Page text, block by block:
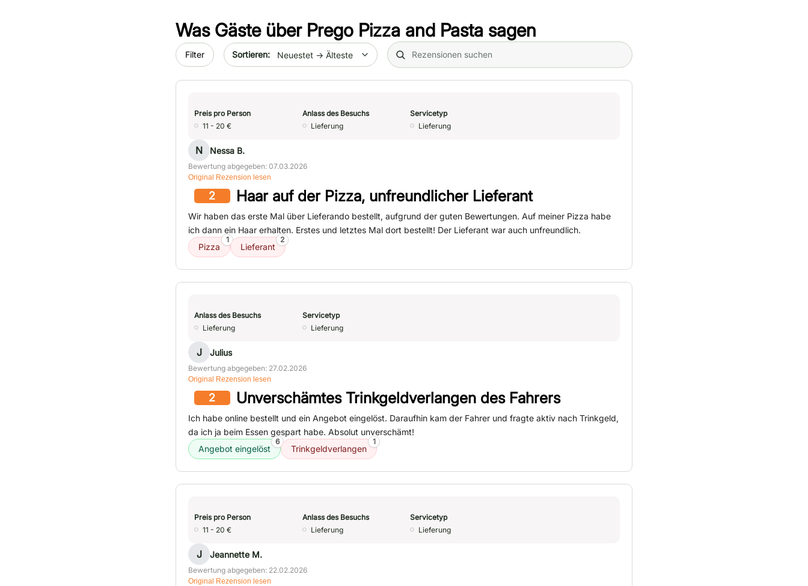
Was Gäste über Prego Pizza and Pasta sagen
Filter Sort by date Search (title/text)
Preis pro Person
11 - 20 €
Anlass des Besuchs
Lieferung
Servicetyp
Lieferung
N Nessa B.
Bewertung abgegeben: 07.03.2026
Original Rezension lesen
2 Haar auf der Pizza, unfreundlicher Lieferant
Wir haben das erste Mal über Lieferando bestellt, aufgrund der guten Bewertungen. Auf meiner Pizza habe
ich dann ein Haar erhalten. Erstes und letztes Mal dort bestellt! Der Lieferant war auch unfreundlich.
Pizza
1
Lieferant
2
Anlass des Besuchs
Lieferung
Servicetyp
Lieferung
J Julius
Bewertung abgegeben: 27.02.2026
Original Rezension lesen
2 Unverschämtes Trinkgeldverlangen des Fahrers
Ich habe online bestellt und ein Angebot eingelöst. Daraufhin kam der Fahrer und fragte aktiv nach Trinkgeld,
da ich ja beim Essen gespart habe. Absolut unverschämt!
Angebot eingelöst
6
Trinkgeldverlangen
1
Preis pro Person
11 - 20 €
Anlass des Besuchs
Lieferung
Servicetyp
Lieferung
J Jeannette M.
Bewertung abgegeben: 22.02.2026
Original Rezension lesen